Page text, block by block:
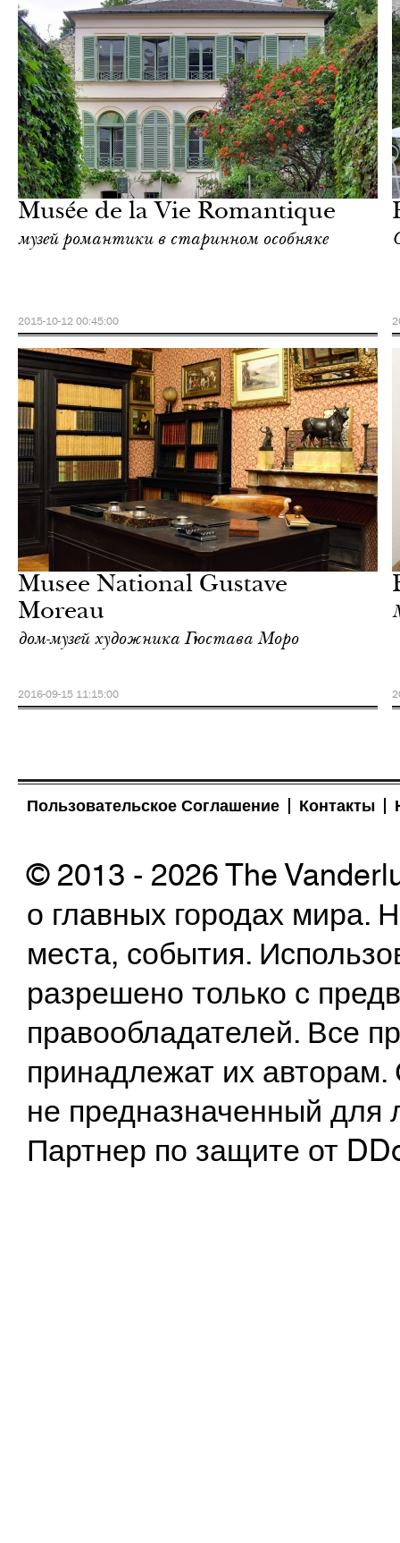
Musée de la Vie Romantique
музей романтики в старинном особняке
2015-10-12 00:45:00
Musee National Gustave
Moreau
дом-музей художника Гюстава Моро
2016-09-15 11:15:00
Пользовательское Соглашение Контакты
© 2013 - 2026 The
о главных городах
места, события.
разрешено только с
правообладателей. Все
принадлежат их
не предназначенный
Партнер по защите от